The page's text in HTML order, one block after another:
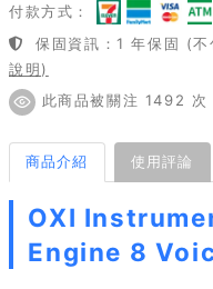
付款方式：
保固資訊：1 年保固 (
說明)
此商品被關注 1492 次
商品介紹 使用評論
OXI
Engine 8